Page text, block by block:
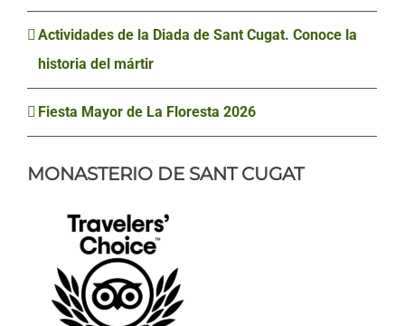
Actividades de la Diada de Sant Cugat. Conoce la
historia del mártir
Fiesta Mayor de La Floresta 2026
MONASTERIO DE SANT CUGAT